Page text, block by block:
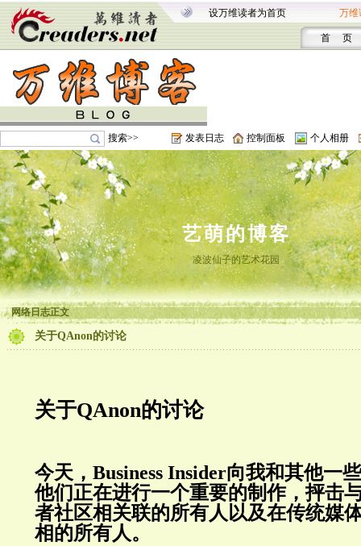
设万维读者为首页 万维
首 页
搜索>> 发表日志 控制面板 个人相册
艺萌的博客
凌波仙子的艺术花园
网络日志正文
关于QAnon的讨论
关于QAnon的讨论
今天， Business Insider向我和其他一
他们正在进行一个重要的制作，抨击
者社区相关联的所有人以及在传统媒
相的所有人。